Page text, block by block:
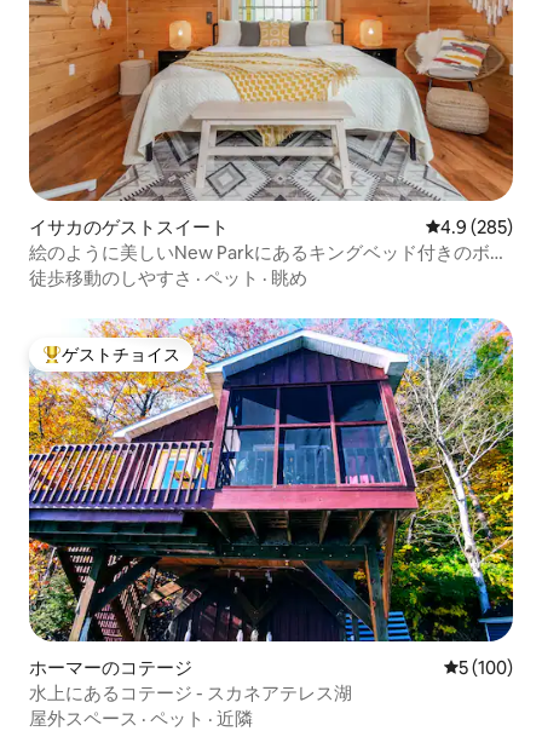
イサカのゲストスイート レビュー285
4.9 (285)
絵のように美しいNew Parkにあるキングベッド付きのボー
ホールーム
徒歩移動のしやすさ · ペット · 眺め
大好評のゲストチョイスです。
ゲストチョイス
ホーマーのコテージ レビュー
5 (100)
水上にあるコテージ - スカネアテレス湖
屋外スペース · ペット · 近隣